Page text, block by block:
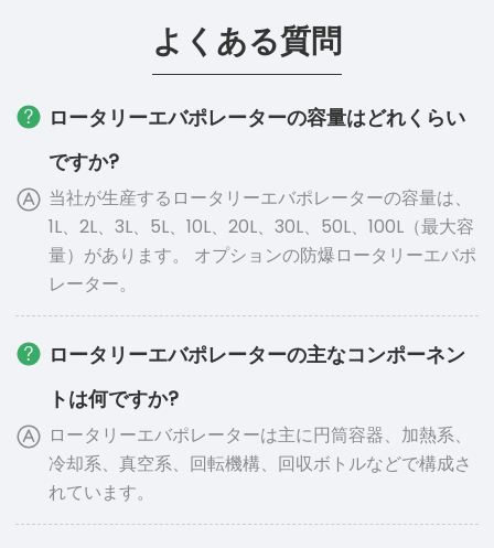
よくある質問
ロータリーエバポレーターの容量はどれくらい
ですか?
当社が生産するロータリーエバポレーターの容量は、
1L、2L、3L、5L、10L、20L、30L、50L、100L（最大容
量）があります。 オプションの防爆ロータリーエバポ
レーター。
ロータリーエバポレーターの主なコンポーネン
トは何ですか?
ロータリーエバポレーターは主に円筒容器、加熱系、
冷却系、真空系、回転機構、回収ボトルなどで構成さ
れています。